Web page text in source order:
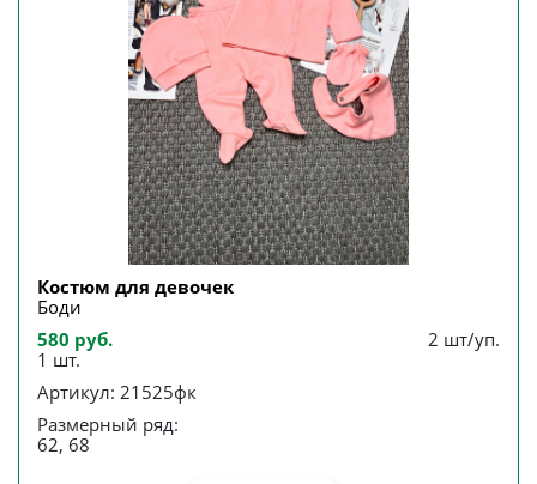
Костюм для девочек
Боди
580 руб.
1 шт.
2 шт/уп.
Артикул: 21525фк
Размерный ряд:
62, 68